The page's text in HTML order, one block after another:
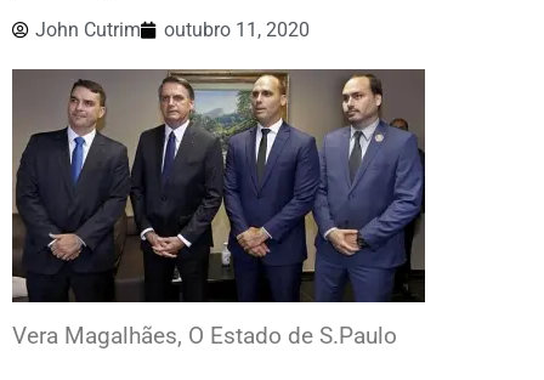
John Cutrim outubro 11, 2020
Vera Magalhães, O Estado de S.Paulo